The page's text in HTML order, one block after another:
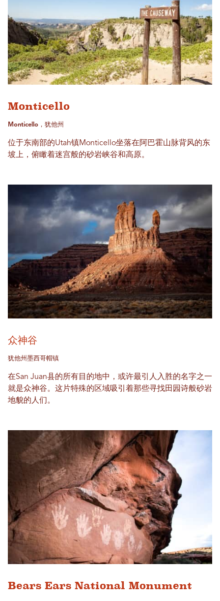
Monticello
Monticello，犹他州
位于东南部的Utah镇Monticello坐落在阿巴霍山脉背风的东
坡上，俯瞰着迷宫般的砂岩峡谷和高原。
众神谷
犹他州墨西哥帽镇
在San Juan县的所有目的地中，或许最引人入胜的名字之一
就是众神谷。这​​片特殊的区域吸引着那些寻找田园诗般砂岩
地貌的人们。
Bears Ears National Monument